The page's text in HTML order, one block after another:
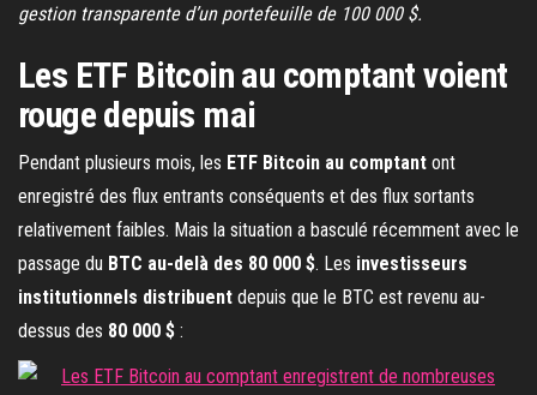
gestion transparente d’un portefeuille de 100 000 $.
Les ETF Bitcoin au comptant voient
rouge depuis mai
Pendant plusieurs mois, les ETF Bitcoin au comptant ont
enregistré des flux entrants conséquents et des flux sortants
relativement faibles. Mais la situation a basculé récemment avec le
passage du BTC au-delà des 80 000 $. Les investisseurs
institutionnels distribuent depuis que le BTC est revenu au-
dessus des 80 000 $ :